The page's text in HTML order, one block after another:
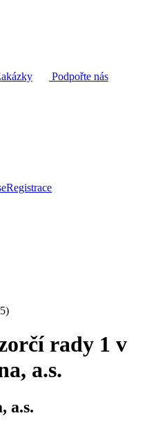
Podpořte nás
Registrace
rady 1 v
a.s.
a.s.